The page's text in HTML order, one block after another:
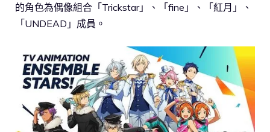
的角色為偶像組合「Trickstar」、「fine」、「紅月」、
「UNDEAD」成員。